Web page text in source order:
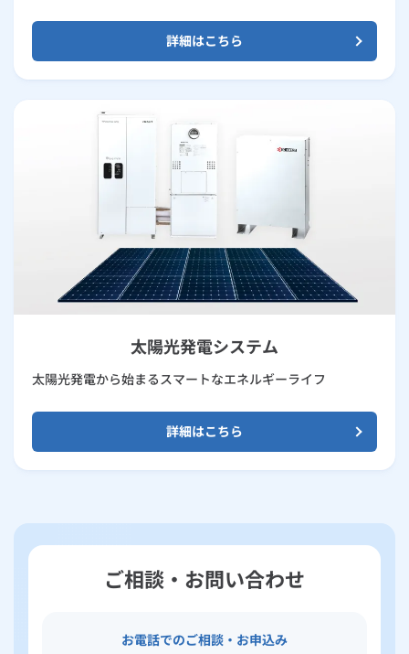
詳細はこちら
太陽光発電システム
太陽光発電から始まるスマートなエネルギーライフ
詳細はこちら
ご相談・お問い合わせ
お電話でのご相談・お申込み